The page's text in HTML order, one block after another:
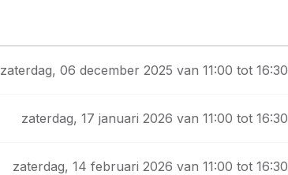
zaterdag, 06 december 2025 van 11:00 tot 16:30
zaterdag, 17 januari 2026 van 11:00 tot 16:30
zaterdag, 14 februari 2026 van 11:00 tot 16:30